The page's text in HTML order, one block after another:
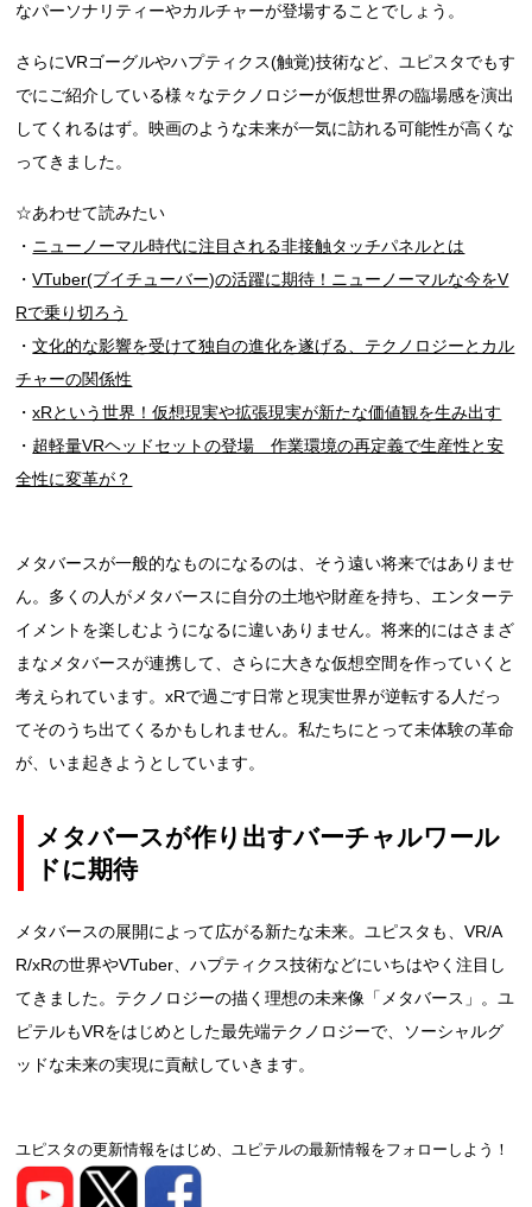
なパーソナリティーやカルチャーが登場することでしょう。
さらにVRゴーグルやハプティクス(触覚)技術など、ユピスタでもす
でにご紹介している様々なテクノロジーが仮想世界の臨場感を演出
してくれるはず。映画のような未来が一気に訪れる可能性が高くな
ってきました。
☆あわせて読みたい
・ ニューノーマル時代に注目される非接触タッチパネルとは
・VTuber(ブイチューバー)の活躍に期待！ニューノーマルな今をV
Rで乗り切ろう
・文化的な影響を受けて独自の進化を遂げる、テクノロジーとカル
チャーの関係性
・xRという世界！仮想現実や拡張現実が新たな価値観を生み出す
・ 超軽量VRヘッドセットの登場 作業環境の再定義で生産性と安
全性に変革が？
メタバースが一般的なものになるのは、そう遠い将来ではありませ
ん。多くの人がメタバースに自分の土地や財産を持ち、エンターテ
イメントを楽しむようになるに違いありません。将来的にはさまざ
まなメタバースが連携して、さらに大きな仮想空間を作っていくと
考えられています。xRで過ごす日常と現実世界が逆転する人だっ
てそのうち出てくるかもしれません。私たちにとって未体験の革命
が、いま起きようとしています。
メタバースが作り出すバーチャルワール
ドに期待
メタバースの展開によって広がる新たな未来。ユピスタも、VR/A
R/xRの世界やVTuber、ハプティクス技術などにいちはやく注目し
てきました。テクノロジーの描く理想の未来像「メタバース」。ユ
ピテルもVRをはじめとした最先端テクノロジーで、ソーシャルグ
ッドな未来の実現に貢献していきます。
ユピスタの更新情報をはじめ、ユピテルの最新情報をフォローしよう！